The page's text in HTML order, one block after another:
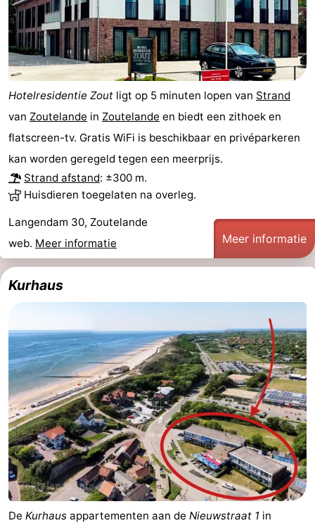
-
Parkeren
Reisboekenwinkel
Nieuws
Medische
adressen
Regio
Zeeland
Duiveland
-
Renesse
-
Brouwershaven
Bruinisse
-
Zierikzee
-
Natuur
Oosterschelde
-
Burgh
Haamstede
-
Natuur
Kop
Walcheren
-
Hotelresidentie Zout ligt op 5 minuten lopen van Strand
van Zoutelande in Zoutelande en biedt een zithoek en
flatscreen-tv. Gratis WiFi is beschikbaar en privéparkeren
kan worden geregeld tegen een meerprijs.
Strand afstand: ±300 m.
Huisdieren toegelaten na overleg.
Langendam 30, Zoutelande
web. Meer informatie Meer informatie
Kurhaus
De Kurhaus appartementen aan de Nieuwstraat 1 in